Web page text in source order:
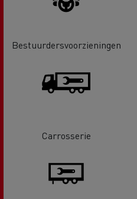
Bestuurdersvoorzieningen
Carrosserie